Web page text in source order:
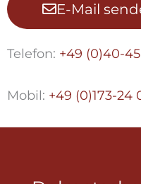
E-Mail
Telefon: +49 (0)40-
Mobil: +49 (0)173-24